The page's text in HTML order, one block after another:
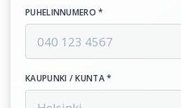
PUHELINNUMERO *
KAUPUNKI / KUNTA *